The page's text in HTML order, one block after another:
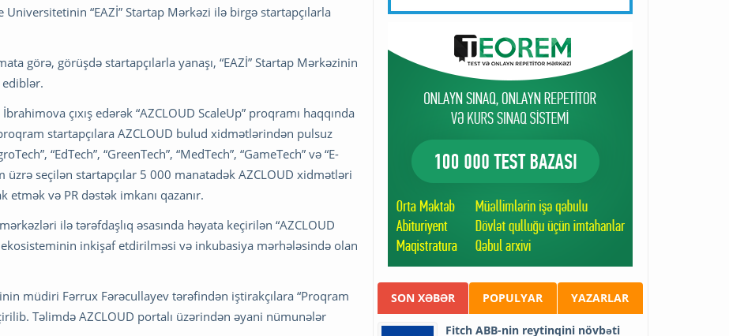
“EAZİ” Startap Mərkəzi ilə birgə startapçılarla
görə, görüşdə startapçılarla yanaşı, “EAZİ” Startap Mərkəzinin
çıxış edərək “AZCLOUD ScaleUp” proqramı haqqında
startapçılara AZCLOUD bulud xidmətlərindən pulsuz
“EdTech”, “GreenTech”, “MedTech”, “GameTech” və “E-
seçilən startapçılar 5 000 manatadək AZCLOUD xidmətləri
və PR dəstək imkanı qazanır.
ilə tərəfdaşlıq əsasında həyata keçirilən “AZCLOUD
inkişaf etdirilməsi və inkubasiya mərhələsində olan
müdiri Fərrux Fərəcullayev tərəfindən iştirakçılara “Proqram
Təlimdə AZCLOUD portalı üzərindən əyani nümunələr
SON XƏBƏR POPULYAR YAZARLAR
Fitch ABB-nin reytinqini növbəti